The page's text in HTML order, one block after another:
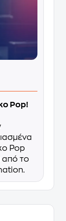
Pop!
Pop
από το